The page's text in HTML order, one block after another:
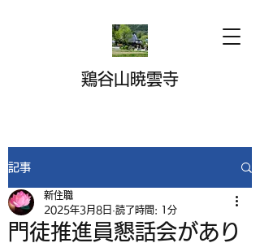
鶏谷山暁雲寺
記事
門徒推進員懇話会があり
新住職
2025年3月8日 読了時間: 1分